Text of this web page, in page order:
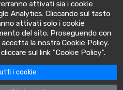
- 10095 - Grugliasco (TO) Italia
10618480015
attivati sia i cookie
Analytics. Cliccando sul tasto
attivati solo i cookie
del sito. Proseguendo con
la nostra Cookie Policy.
sul link "Cookie Policy".
i cookie